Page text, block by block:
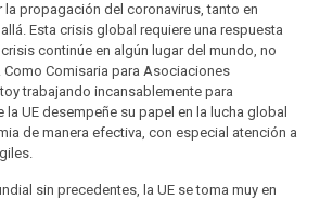
la propagación del coronavirus, tanto en
Esta crisis global requiere una respuesta
continúe en algún lugar del mundo, no
Como Comisaria para Asociaciones
trabajando incansablemente para
la UE desempeñe su papel en la lucha global
de manera efectiva, con especial atención a
sin precedentes, la UE se toma muy en